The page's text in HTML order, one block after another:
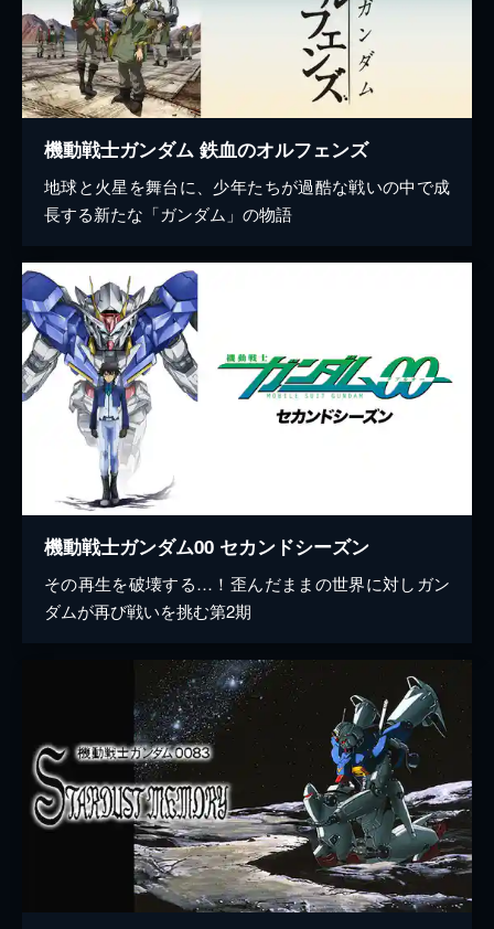
機動戦士ガンダム 鉄血のオルフェンズ
地球と火星を舞台に、少年たちが過酷な戦いの中で成
長する新たな「ガンダム」の物語
機動戦士ガンダム00 セカンドシーズン
その再生を破壊する…！歪んだままの世界に対しガン
ダムが再び戦いを挑む第2期